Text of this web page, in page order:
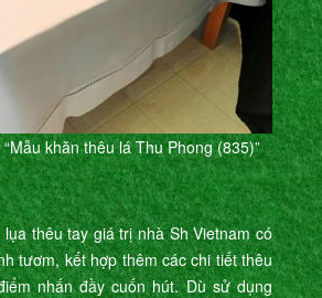
khăn thêu lá Thu Phong (835)”
thêu tay giá trị nhà Sh Vietnam có
tươm, kết hợp thêm các chi tiết thêu
nhấn đầy cuốn hút. Dù sử dụng